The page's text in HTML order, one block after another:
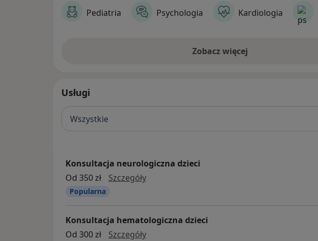
Pediatria Psychologia Kardiologia
Zobacz więcej
Usługi
Wszystkie
Konsultacja neurologiczna dzieci
Od 350 zł
SzczegółyKonsultacja neurologiczna dzieci
Popularna
Konsultacja hematologiczna dzieci
Od 300 zł
SzczegółyKonsultacja hematologiczna dzieci